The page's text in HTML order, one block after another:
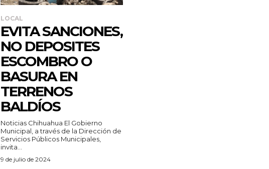
LOCAL
EVITA SANCIONES,
NO DEPOSITES
ESCOMBRO O
BASURA EN
TERRENOS
BALDÍOS
Noticias Chihuahua El Gobierno
Municipal, a través de la Dirección de
Servicios Públicos Municipales,
invita...
9 de julio de 2024